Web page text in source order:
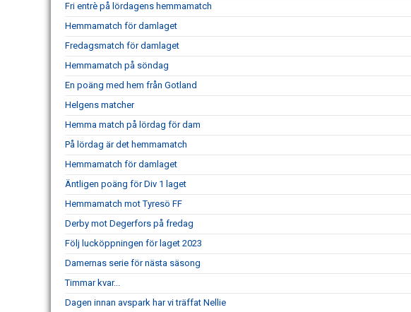
Fri entrè på lördagens hemmamatch
Hemmamatch för damlaget
Fredagsmatch för damlaget
Hemmamatch på söndag
En poäng med hem från Gotland
Helgens matcher
Hemma match på lördag för dam
På lördag är det hemmamatch
Hemmamatch för damlaget
Äntligen poäng för Div 1 laget
Hemmamatch mot Tyresö FF
Derby mot Degerfors på fredag
Följ lucköppningen för laget 2023
Damernas serie för nästa säsong
Timmar kvar...
Dagen innan avspark har vi träffat Nellie